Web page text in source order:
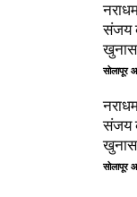
संजय
संजय